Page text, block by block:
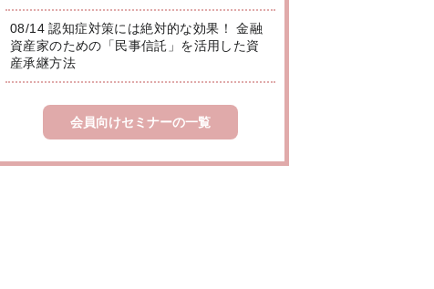
08/14 認知症対策には絶対的な効果！ 金融
資産家のための「民事信託」を活用した資
産承継方法
会員向けセミナーの一覧